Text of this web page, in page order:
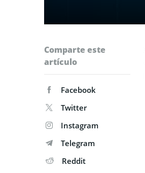
Comparte este
artículo
Facebook
Twitter
Instagram
Telegram
Reddit